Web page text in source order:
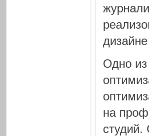
Одно
на
студий.